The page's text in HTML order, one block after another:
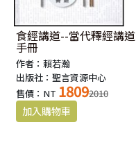
食經講道--當代釋經講道
手冊
作者：賴若瀚
出版社：聖言資源中心
售價：NT 18092010